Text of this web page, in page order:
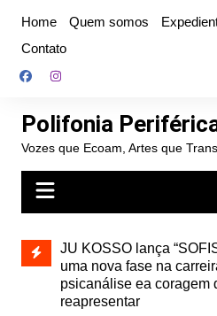
conteúdo
Home Quem somos
Contato
Polifonia
Vozes que Ecoam, Artes que
e abre
autoral,
Projota relança a
de 2010, nas